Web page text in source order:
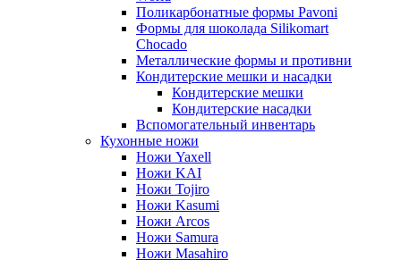
Поликарбонатные формы Pavoni
Формы для шоколада Silikomart
Chocado
Металлические формы и противни
Кондитерские мешки и насадки
Кондитерские мешки
Кондитерские насадки
Вспомогательный инвентарь
Кухонные ножи
Ножи Yaxell
Ножи KAI
Ножи Tojiro
Ножи Kasumi
Ножи Arcos
Ножи Samura
Ножи Masahiro